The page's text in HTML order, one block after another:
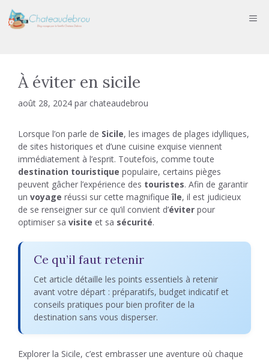
au
contenu
À éviter en sicile
août 28, 2024 par chateaudebrou
Lorsque l’on parle de Sicile, les images de plages idylliques,
de sites historiques et d’une cuisine exquise viennent
immédiatement à l’esprit. Toutefois, comme toute
destination touristique populaire, certains pièges
peuvent gâcher l’expérience des touristes. Afin de garantir
un voyage réussi sur cette magnifiqueîle, il est judicieux
de se renseigner sur ce qu’il convient d’éviter pour
optimiser sa visite et sa sécurité.
Ce qu’il faut retenir
Cet article détaille les points essentiels à retenir
avant votre départ : préparatifs, budget indicatif et
conseils pratiques pour bien profiter de la
destination sans vous disperser.
Explorer la Sicile, c’est embrasser une aventure où chaque